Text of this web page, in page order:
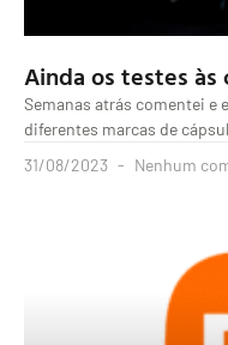
Ainda os testes às
Semanas atrás comentei e
diferentes marcas de
31/08/2023
Nenhum